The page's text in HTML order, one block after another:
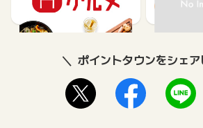
85 80
ポイントタウンをシェア